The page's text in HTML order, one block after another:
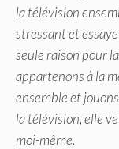
la télévision
stressant et
seule raison pour
appartenons à la
ensemble et
la télévision, elle
moi-même.